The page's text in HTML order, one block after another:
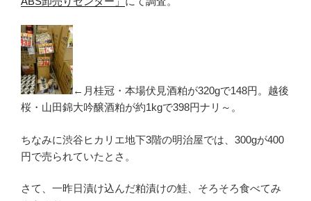
←月桂冠・本場伏見酒粕が320gで148円。越後
桜・山田錦大吟醸酒粕が約1kgで398円ナリ～。
ちなみに渋谷ヒカリエ地下3階の明治屋では、300gが400
円で売られていたとさ。
さて、一昨日漬け込んだ粕漬けの鮭、そろそろ食べてみ